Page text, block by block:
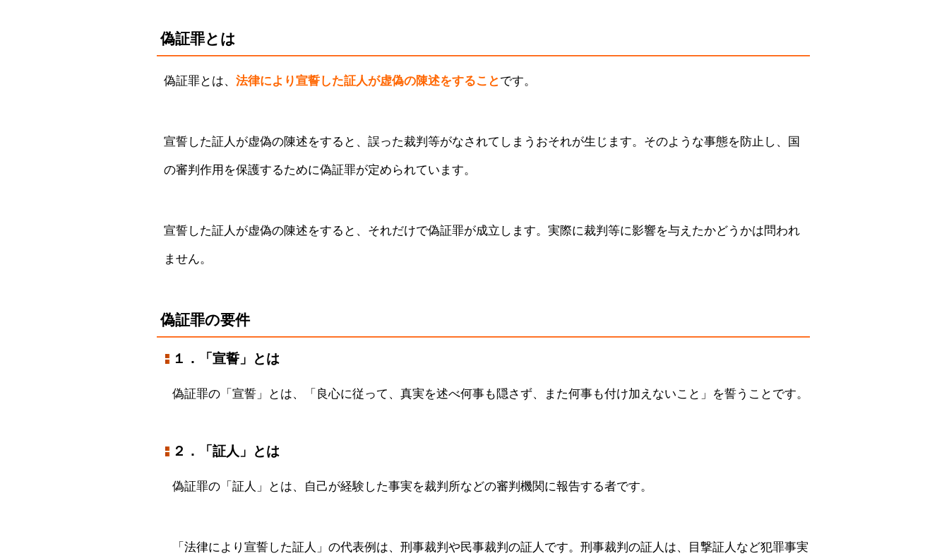
偽証罪とは
偽証罪とは、 法律により宣誓した証人が虚偽の陳述をすることです。
宣誓した証人が虚偽の陳述をすると、誤った裁判等がなされてしまうおそれが生じます。そのような事態を防止し、国
の審判作用を保護するために偽証罪が定められています。
宣誓した証人が虚偽の陳述をすると、それだけで偽証罪が成立します。実際に裁判等に影響を与えたかどうかは問われ
ません。
偽証罪の要件
１．「宣誓」とは
偽証罪の「宣誓」とは、「良心に従って、真実を述べ何事も隠さず、また何事も付け加えないこと」を誓うことです。
２．「証人」とは
偽証罪の「証人」とは、自己が経験した事実を裁判所などの審判機関に報告する者です。
「法律により宣誓した証人」の代表例は、刑事裁判や民事裁判の証人です。刑事裁判の証人は、目撃証人など犯罪事実